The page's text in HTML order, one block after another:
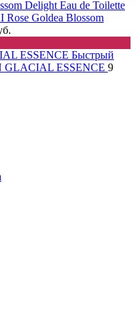
Goldea Blossom
Быстрый
ESSENCE 9